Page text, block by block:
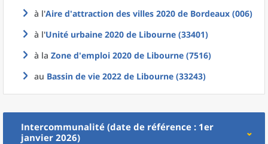
à l'Aire d'attraction des villes 2020 de Bordeaux (006)
à l'Unité urbaine 2020 de Libourne (33401)
à la Zone d'emploi 2020 de Libourne (7516)
au Bassin de vie 2022 de Libourne (33243)
Intercommunalité (date de référence : 1er
janvier 2026)